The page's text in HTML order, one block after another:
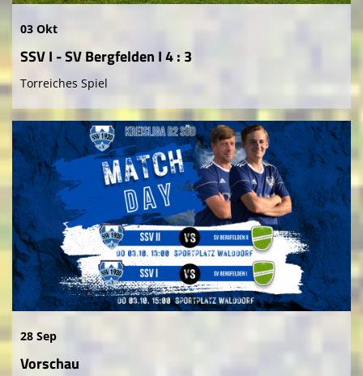
03 Okt
SSV I - SV Bergfelden I 4 : 3
Torreiches Spiel
28 Sep
Vorschau